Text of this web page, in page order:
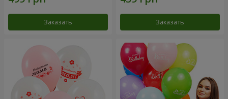
Заказать Заказать